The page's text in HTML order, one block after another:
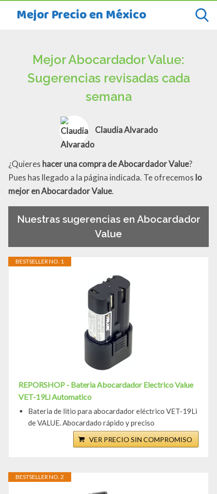
Mejor Precio en México
Mejor Abocardador Value:
Sugerencias revisadas cada
semana
Claudia Alvarado
¿Quieres hacer una compra de Abocardador Value?
Pues has llegado a la página indicada. Te ofrecemos lo
mejor en Abocardador Value.
Nuestras sugerencias en Abocardador
Value
BESTSELLER NO. 1
REPORSHOP - Bateria Abocardador Electrico Value
VET-19Li Automatico
Bateria de litio para abocardador eléctrico VET-19Li
de VALUE. Abocardado rápido y preciso
VER PRECIO SIN COMPROMISO
BESTSELLER NO. 2